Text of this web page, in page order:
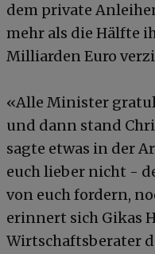
dem private
mehr als die Hälfte
Milliarden Euro
«Alle Minister
und dann stand
sagte etwas in der
euch lieber nicht -
von euch fordern,
erinnert sich Gikas
Wirtschaftsberater